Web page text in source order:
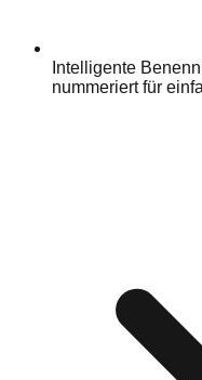
Intelligente
nummeriert für